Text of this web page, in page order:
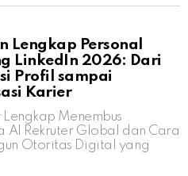
Lengkap Personal
LinkedIn 2026: Dari
Profil sampai
Karier
Menembus
AI Rekruter Global dan Cara
Otoritas Digital yang